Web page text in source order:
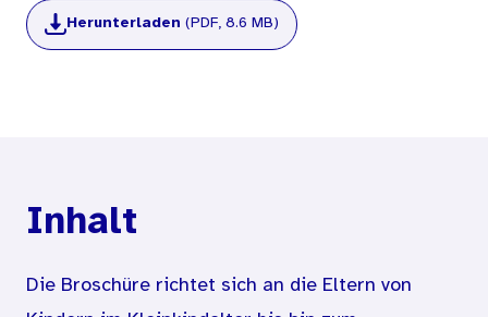
Herunterladen (PDF, 8.6 MB)
Inhalt
Die Broschüre richtet sich an die Eltern von